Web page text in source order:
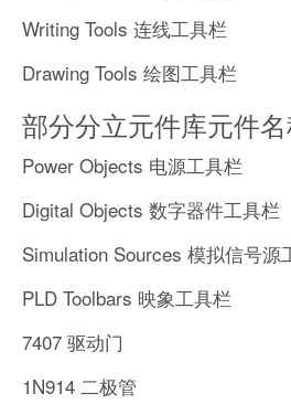
Writing Tools 连线工具栏
Drawing Tools 绘图工具栏
部分分立元件库元件
Power Objects 电源工具栏
Digital Objects 数字器件工具栏
Simulation Sources 模拟信号源
PLD Toolbars 映象工具栏
7407 驱动门
1N914 二极管